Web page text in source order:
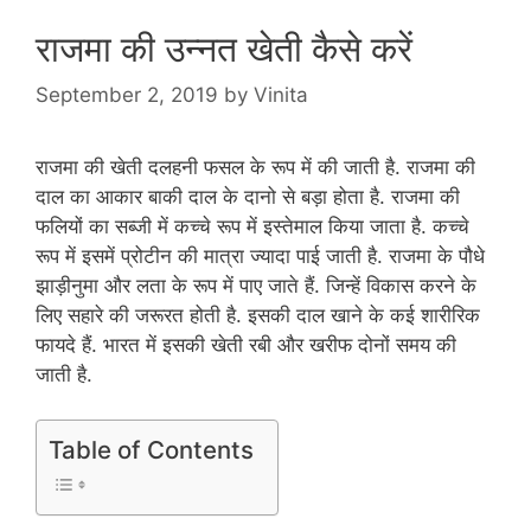
राजमा की उन्नत खेती कैसे करें
September 2, 2019 by Vinita
राजमा की खेती दलहनी फसल के रूप में की जाती है. राजमा की
दाल का आकार बाकी दाल के दानो से बड़ा होता है. राजमा की
फलियों का सब्जी में कच्चे रूप में इस्तेमाल किया जाता है. कच्चे
रूप में इसमें प्रोटीन की मात्रा ज्यादा पाई जाती है. राजमा के पौधे
झाड़ीनुमा और लता के रूप में पाए जाते हैं. जिन्हें विकास करने के
लिए सहारे की जरूरत होती है. इसकी दाल खाने के कई शारीरिक
फायदे हैं. भारत में इसकी खेती रबी और खरीफ दोनों समय की
जाती है.
Table of Contents